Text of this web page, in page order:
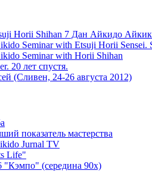
Horii Shihan 7 Дан Айкидо
Seminar with Etsuji Horii
Seminar with Horii Shihan
20 лет спустя.
(Сливен, 24-26 августа 2012)
показатель мастерства
Jurnal TV
Life"
"Кэмпо" (середина 90х)